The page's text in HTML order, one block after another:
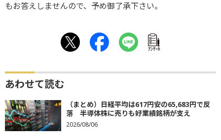
もお答えしませんので、予め御了承下さい。
ｱﾝｹｰﾄ
あわせて読む
（まとめ）日経平均は617円安の65,683円で反
落 半導体株に売りも好業績銘柄が支え
2026/08/06